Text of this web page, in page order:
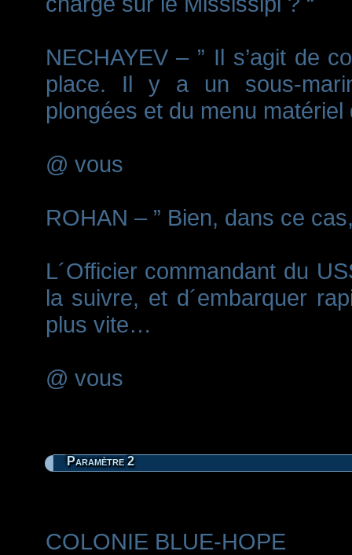
NECHAYEV – ” Il s’agit de
place. Il y a un sous-
plongées et du menu matériel
@ vous
ROHAN – ” Bien, dans ce
L´Officier commandant du
la suivre, et d´embarquer
plus vite…
@ vous
Paramètre 2
COLONIE BLUE-HOPE